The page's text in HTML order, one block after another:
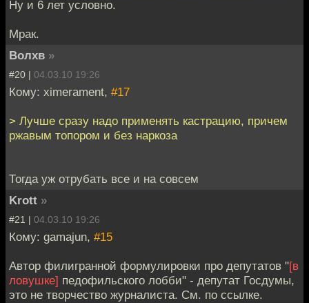
Ну и 6 лет условно.
Мрак.
Волхв »
#20 | 04.03.10 19:26
Кому: ximerament, #17
> Лучше сразу надо применять кастрацию, причем
ржавым топором и без наркоза
Тогда уж отрубать все и на совсем
Krott »
#21 | 04.03.10 19:26
Кому: gamajun, #15
Автор филигранной формулировки про депутатов "[в
ловушке] педофильского лобби" - депутат Госдумы,
это не творчество журналиста. См. по ссылке.